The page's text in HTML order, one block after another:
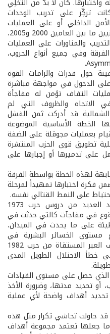
تركِّز على تدريب الوحدات
الداخلي أو على العمليات
الخاصة بمحاربة المقاومين الفلسطينيين ما بين العامين 2000 و2005،
والمناورات على العمليات
وفي جميع أنواع الحروب،
حول قدرات والزامات القوة
على الدخول في مواجهة مباشرة
التفاف تؤمن له مفاجأة
الاتجاه والظروف التي لم
قد أدركت ثمن الفشل
الخطة الأساسية الموضوعة
بعمليات مجوقلة على الضفة
تطويق قوى الحزب المنتشرة
على تدميرها أو إجبارها على
لهذه الخطة بواسطة الفرقة
ضمن فكرة اختبارها تمهيداً لمرحلة
على النمط القتالي نفسه.
كان الجيش الإسرائيلي قد استعاد العديد من دروس حرب 1973
في مفاجآت كالتي حدثت في
على ما يحدث في الميدان،
مستوى الخسائر البشرية في
صفوف جنوده. وجرى أيضاً فتح ملف العبر المستقاة من حرب 1982
خطأ الاحتلال الطويل المدى
الذي حصل على مستوى القيادات
أو تحديد مدتها، وضرورة الأخذ
تحديد أهداف واضحة لأي عملية
قد حاولت تحاشي تكرار مثل هذه
جعلها تعتمد مجموعة أهداف